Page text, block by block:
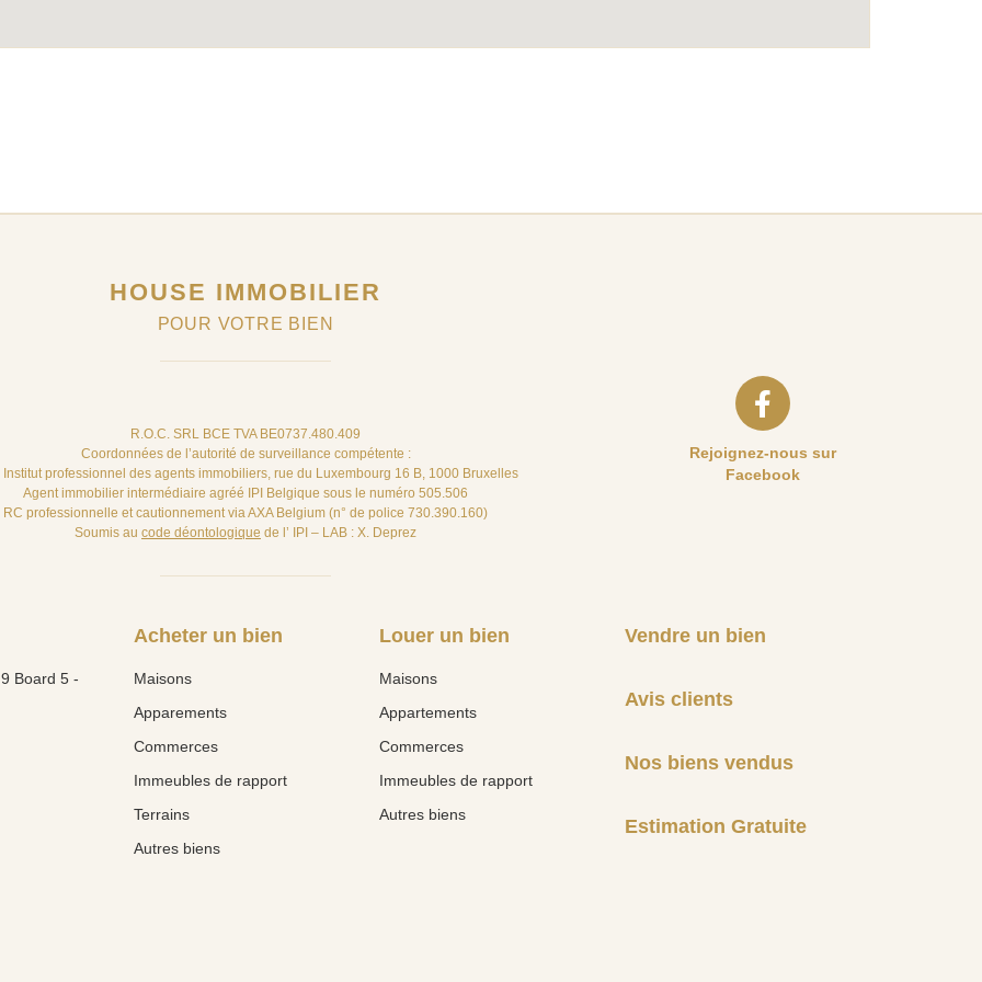
HOUSE IMMOBILIER
POUR VOTRE BIEN
R.O.C. SRL BCE TVA BE0737.480.409
Coordonnées de l’autorité de surveillance compétente :
Institut professionnel des agents immobiliers, rue du Luxembourg 16 B, 1000 Bruxelles
Agent immobilier intermédiaire agréé IPI Belgique sous le numéro 505.506
RC professionnelle et cautionnement via AXA Belgium (n° de police 730.390.160)
Soumis au code déontologique de l’ IPI – LAB : X. Deprez
Rejoignez-nous sur
Facebook
Board 5 -
Acheter un bien
Maisons
Apparements
Commerces
Immeubles de rapport
Terrains
Autres biens
Louer un bien
Maisons
Appartements
Commerces
Immeubles de rapport
Autres biens
Vendre un bien
Avis clients
Nos biens vendus
Estimation Gratuite